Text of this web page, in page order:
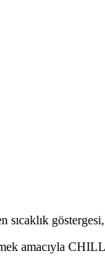
göstergesi,
amacıyla